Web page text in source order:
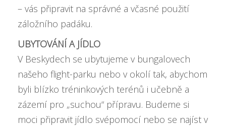
– vás připravit na správné a včasné použití
záložního padáku.
UBYTOVÁNÍ A JÍDLO
V Beskydech se ubytujeme v bungalovech
našeho flight-parku nebo v okolí tak, abychom
byli blízko tréninkových terénů i učebně a
zázemí pro „suchou“ přípravu. Budeme si
moci připravit jídlo svépomocí nebo se najíst v